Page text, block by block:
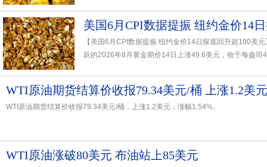
美国6月CPI数据提振 纽约金价14
【美国6月CPI数据提振 纽约金价14日探底回升超100美
跃的2026年8月黄金期价14日上涨49.6美元，收于每盎司
WTI原油期货结算价收报79.34美元/桶 上涨1.2美元
WTI原油期货结算价收报79.34美元/桶，上涨1.2美元，涨幅1.54%。
WTI原油涨破80美元 布油站上85美元